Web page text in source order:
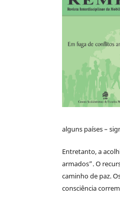
alguns países –
Entretanto, a
armados”. O
caminho de paz.
consciência